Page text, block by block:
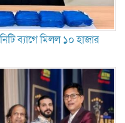
ব্যাগে মিলল ১০ হাজার